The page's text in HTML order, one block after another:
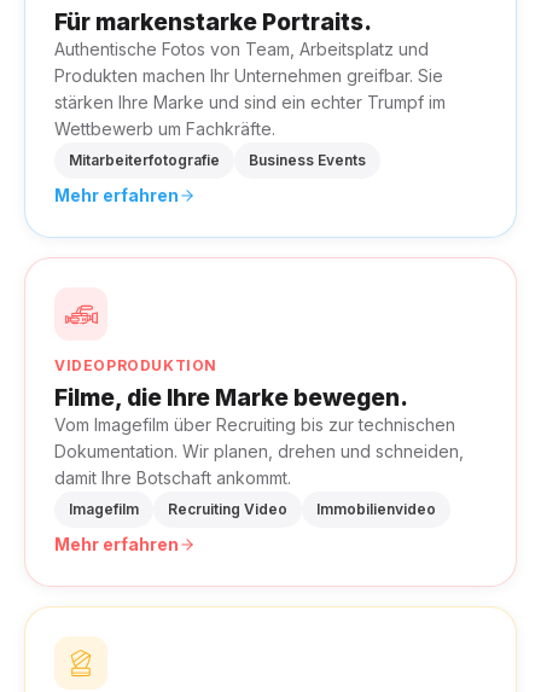
Für markenstarke Portraits.
Authentische Fotos von Team, Arbeitsplatz und
Produkten machen Ihr Unternehmen greifbar. Sie
stärken Ihre Marke und sind ein echter Trumpf im
Wettbewerb um Fachkräfte.
Mitarbeiterfotografie Business Events
Mehr erfahren
VIDEOPRODUKTION
Filme, die Ihre Marke bewegen.
Vom Imagefilm über Recruiting bis zur technischen
Dokumentation. Wir planen, drehen und schneiden,
damit Ihre Botschaft ankommt.
Imagefilm Recruiting Video Immobilienvideo
Mehr erfahren